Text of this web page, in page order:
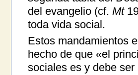
del evangelio (cf. Mt
toda vida social.
Estos mandamientos
hecho de que «el
sociales es y debe